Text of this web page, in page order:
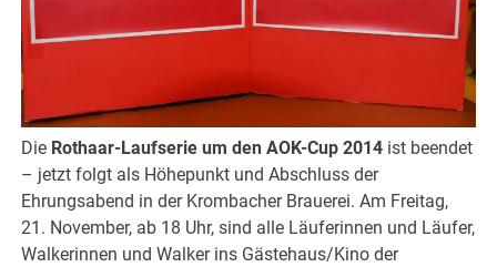
Die Rothaar-Laufserie um den AOK-Cup 2014 ist beendet
– jetzt folgt als Höhepunkt und Abschluss der
Ehrungsabend in der Krombacher Brauerei. Am Freitag,
21. November, ab 18 Uhr, sind alle Läuferinnen und Läufer,
Walkerinnen und Walker ins Gästehaus/Kino der